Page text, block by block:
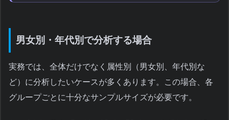
男女別・年代別で分析する場合
実務では、全体だけでなく属性別（男女別、年代別な
ど）に分析したいケースが多くあります。この場合、各
グループごとに十分なサンプルサイズが必要です。